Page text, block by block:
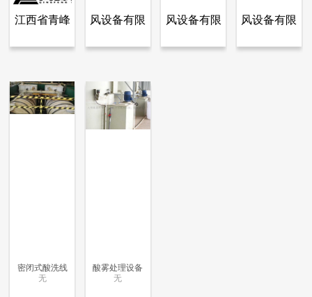
江西省青峰
矿业有限公
更多信息
查看全部产品
风设备有限
公司
更多信息
查看全部产品
风设备有限
公司
查看全部产品
风设备有限
公司
查看全部产品
密闭式酸洗线
无
酸雾处理设备
无